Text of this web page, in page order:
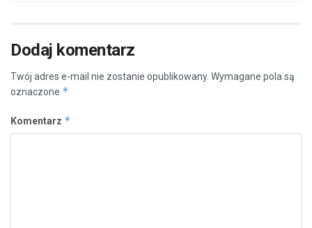
Dodaj komentarz
Twój adres e-mail nie zostanie opublikowany. Wymagane pola są
oznaczone *
Komentarz *